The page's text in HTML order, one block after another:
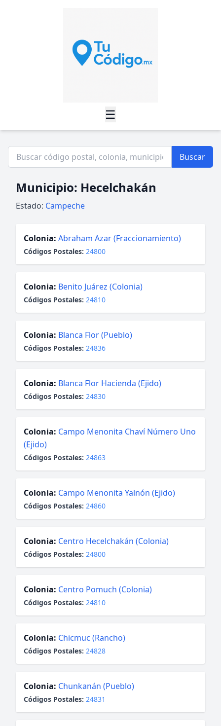
☰
Buscar
Municipio: Hecelchakán
Estado: Campeche
Colonia: Abraham Azar (Fraccionamiento)
Códigos Postales: 24800
Colonia: Benito Juárez (Colonia)
Códigos Postales: 24810
Colonia: Blanca Flor (Pueblo)
Códigos Postales: 24836
Colonia: Blanca Flor Hacienda (Ejido)
Códigos Postales: 24830
Colonia: Campo Menonita Chaví Número Uno
(Ejido)
Códigos Postales: 24863
Colonia: Campo Menonita Yalnón (Ejido)
Códigos Postales: 24860
Colonia: Centro Hecelchakán (Colonia)
Códigos Postales: 24800
Colonia: Centro Pomuch (Colonia)
Códigos Postales: 24810
Colonia: Chicmuc (Rancho)
Códigos Postales: 24828
Colonia: Chunkanán (Pueblo)
Códigos Postales: 24831